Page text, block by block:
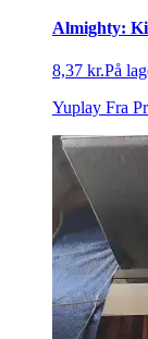
Almighty:
8,37 kr.På
Yuplay Fra